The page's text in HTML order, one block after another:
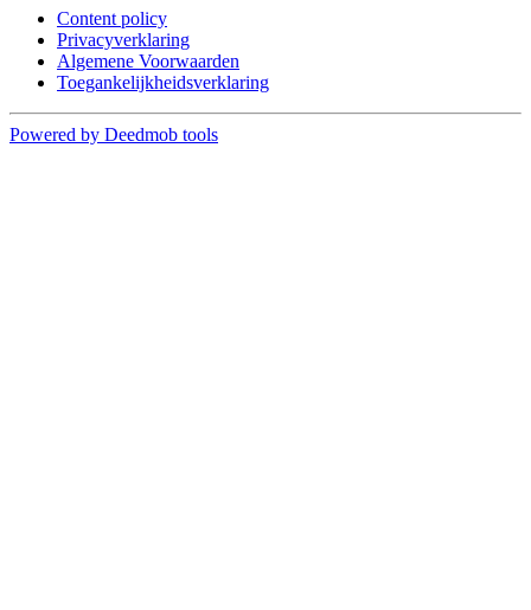
Content policy
Privacyverklaring
Algemene Voorwaarden
Toegankelijkheidsverklaring
Powered by Deedmob tools